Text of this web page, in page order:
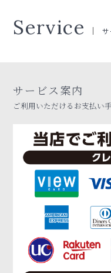
Service
サービス案内
ご利用いただけるお支払い